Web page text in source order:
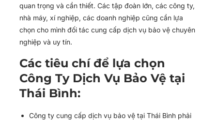
quan trọng và cần thiết. Các tập đoàn lớn, các công ty,
nhà máy, xí nghiệp, các doanh nghiệp cũng cần lựa
chọn cho mình đối tác cung cấp dịch vụ bảo vệ chuyên
nghiệp và uy tín.
Các tiêu chí để lựa chọn
Công Ty Dịch Vụ Bảo Vệ tại
Thái Bình:
Công ty cung cấp dịch vụ bảo vệ tại Thái Bình phải